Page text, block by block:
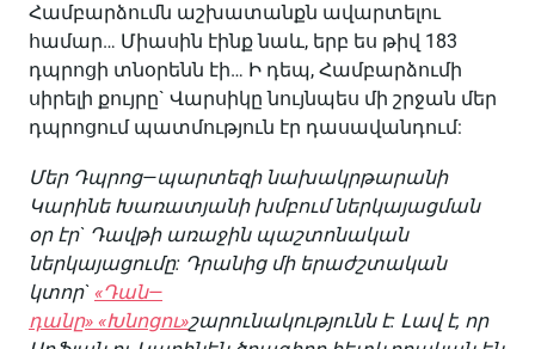
Համբարձումն աշխատանքն ավարտելու
համար… Միասին էինք նաև, երբ ես թիվ 183
դպրոցի տնօրենն էի… Ի դեպ, Համբարձումի
սիրելի քույրը` Վարսիկը նույնպես մի շրջան մեր
դպրոցում պատմություն էր դասավանդում:
Մեր Դպրոց—պարտեզի նախակրթարանի
Կարինե Խառատյանի խմբում ներկայացման
օր էր` Դավթի առաջին պաշտոնական
ներկայացումը: Դրանից մի երաժշտական
կտոր` «Դան—
դանը» «Խնոցու»շարունակությունն է: Լավ է, որ